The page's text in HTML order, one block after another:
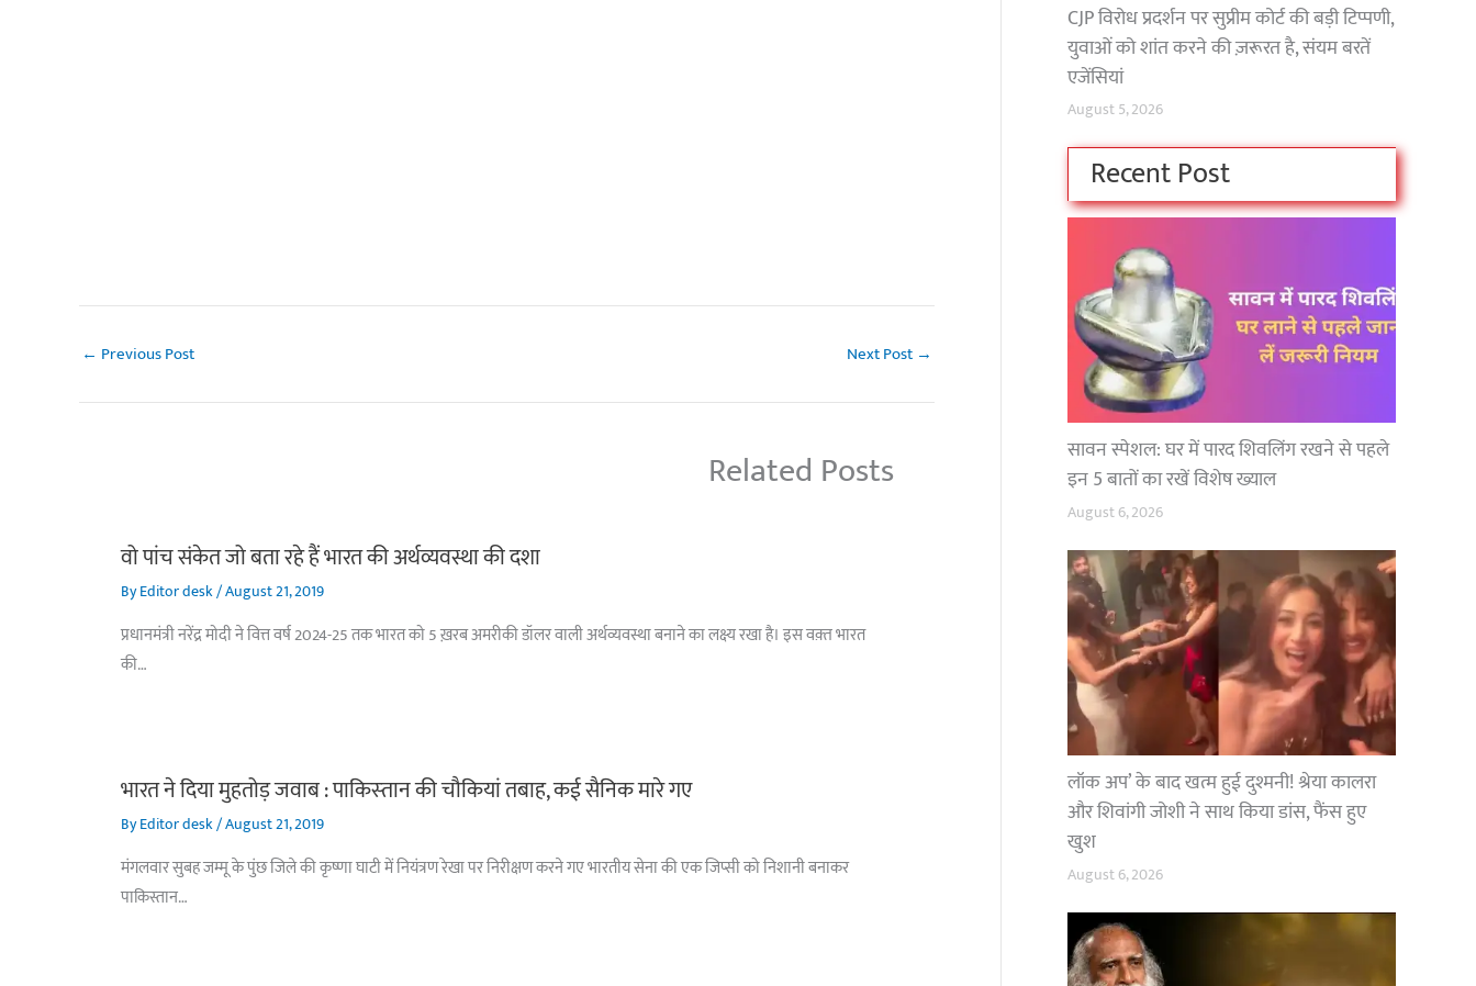
← Previous Post Next Post →
Related Posts
वो पांच संकेत जो बता रहे हैं भारत की अर्थव्यवस्था की दशा
ByEditor desk/August 21, 2019
प्रधानमंत्री नरेंद्र मोदी ने वित्त वर्ष 2024-25 तक भारत को 5 ख़रब अमरीकी डॉलर वाली अर्थव्यवस्था बनाने का लक्ष्य रखा है। इस वक़्त भारत
की…
भारत ने दिया मुहतोड़ जवाब : पाकिस्‍तान की चौकियां तबाह, कई सैनिक मारे गए
ByEditor desk/August 21, 2019
मंगलवार सुबह जम्मू के पुंछ जिले की कृष्णा घाटी में नियंत्रण रेखा पर निरीक्षण करने गए भारतीय सेना की एक जिप्सी को निशानी बनाकर
पाकिस्तान…
CJP विरोध प्रदर्शन पर सुप्रीम कोर्ट की बड़ी टिप्पणी,
युवाओं को शांत करने की ज़रूरत है, संयम बरतें
एजेंसियां
August 5, 2026
Recent Post
सावन स्पेशल: घर में पारद शिवलिंग रखने से पहले
इन 5 बातों का रखें विशेष ख्याल
August 6, 2026
लॉक अप’ के बाद खत्म हुई दुश्मनी! श्रेया कालरा
और शिवांगी जोशी ने साथ किया डांस, फैंस हुए
खुश
August 6, 2026